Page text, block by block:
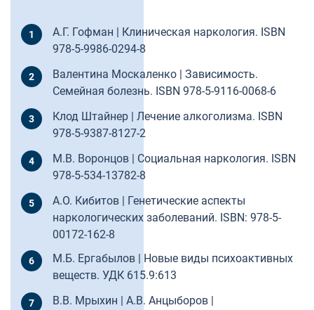
А.Г. Гофман | Клиническая наркология. ISBN
978-5-9986-0294-8
Валентина Москаленко | Зависимость.
Семейная болезнь. ISBN 978-5-9116-0068-6
Клод Штайнер | Лечение алкоголизма. ISBN
978-5-9387-8127-2
М.В. Воронцов | Социальная наркология. ISBN
978-5-534-13782-8
А.О. Кибитов | Генетические аспекты
наркологических заболеваний. ISBN: 978-5-
00172-162-8
М.Б. Ергабылов | Новые виды психоактивных
веществ. УДК 615.9:613
В.В. Мрыхин | А.В. Анцыборов |